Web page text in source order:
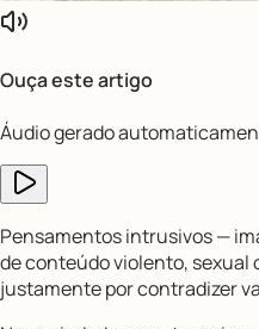
Ouça este artigo
Áudio gerado
Pensamentos intrusivos —
de conteúdo violento,
justamente por contradizer